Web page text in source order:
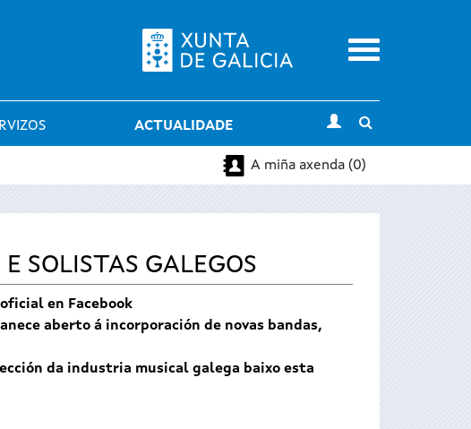
Menu
ACTUALIDADE
search
A miña axenda (0)
SOLISTAS GALEGOS
en Facebook
aberto á incorporación de novas bandas,
da industria musical galega baixo esta